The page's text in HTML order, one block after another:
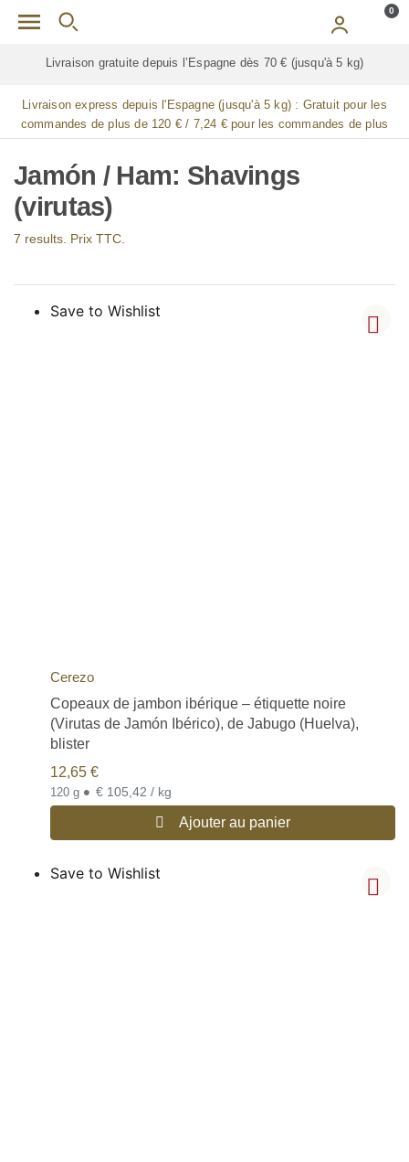
Skip to main content 0
Livraison gratuite pourTOUTESles jambes de jamón
Livraison express depuis l'Espagne (jusqu'à 5 kg) : Gratuit pour les
commandes de plus de 120 € / 7,24 € pour les commandes de plus
de 90 € / 14,48 € pour les commandes de plus de 60 € / 21,72 € pour
les commandes de plus de 30 €
Jamón / Ham: Shavings
(virutas)
7 results. Prix TTC.
Save to Wishlist
Cerezo
Copeaux de jambon ibérique – étiquette noire
(Virutas de Jamón Ibérico), de Jabugo (Huelva),
blister
12,65 €
120 g • € 105,42 / kg
Ajouter au panier
Save to Wishlist